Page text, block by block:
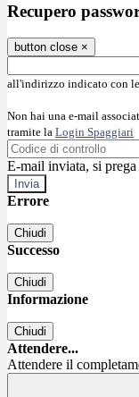
Recupero
button close ×
all'indirizzo indicato con
Non hai una e-mail
tramite la Login Spaggiari
E-mail inviata, si
Errore
Chiudi
Successo
Chiudi
Informazione
Chiudi
Attendere...
Attendere il